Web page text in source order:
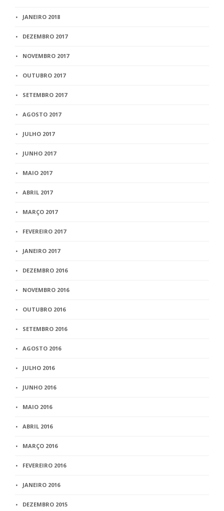
JANEIRO 2018
DEZEMBRO 2017
NOVEMBRO 2017
OUTUBRO 2017
SETEMBRO 2017
AGOSTO 2017
JULHO 2017
JUNHO 2017
MAIO 2017
ABRIL 2017
MARÇO 2017
FEVEREIRO 2017
JANEIRO 2017
DEZEMBRO 2016
NOVEMBRO 2016
OUTUBRO 2016
SETEMBRO 2016
AGOSTO 2016
JULHO 2016
JUNHO 2016
MAIO 2016
ABRIL 2016
MARÇO 2016
FEVEREIRO 2016
JANEIRO 2016
DEZEMBRO 2015